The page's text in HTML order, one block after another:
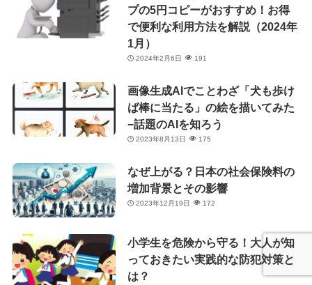
プの5円コピーがおすすめ！お得
で便利な利用方法を解説（2024年
1月）
2024年2月6日 191
画像生成AIでことわざ「犬も歩け
ば棒に当たる」の絵を描いてみた
−話題のAIを知ろう
2023年8月13日 175
なぜ上がる？日本の社会保険料の
増加背景とその影響
2023年12月19日 172
小学生を危険から守る！大人が知
っておきたい実践的な防犯対策と
は？